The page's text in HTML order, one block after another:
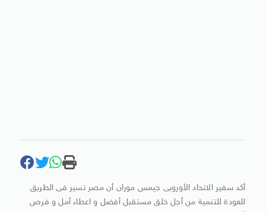
أكد سفير الاتحاد الأوروبى جيمس موران أن مصر تسير فى الطريق
للعودة للتنمية من أجل خلق مستقبل أفضل و اعطاء أمل و فرص